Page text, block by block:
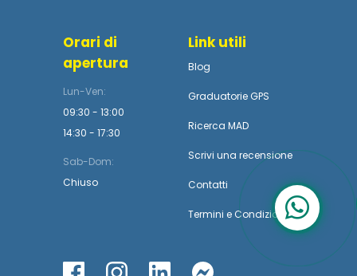
Orari di
apertura
Lun-Ven:
09:30 - 13:00
14:30 - 17:30
Sab-Dom:
Chiuso
Link utili
Blog
Graduatorie GPS
Ricerca MAD
Scrivi una recensione
Contatti
Termini e Condizioni